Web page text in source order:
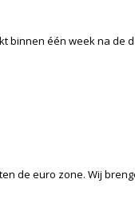
binnen één week na de
de euro zone. Wij